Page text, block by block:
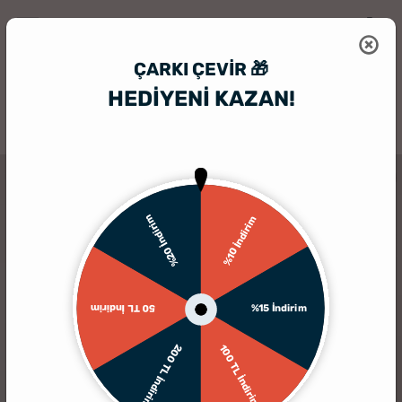
ÇARKI ÇEVIR 🎁
HEDİYENİ KAZAN!
%10 İndirim
%15 İndirim
100 TL İndirim
200 TL İndirim
50 TL İndirim
%20 İndirim